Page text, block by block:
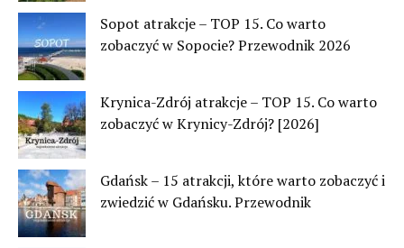
Sopot atrakcje – TOP 15. Co warto
zobaczyć w Sopocie? Przewodnik 2026
Krynica-Zdrój atrakcje – TOP 15. Co warto
zobaczyć w Krynicy-Zdrój? [2026]
Gdańsk – 15 atrakcji, które warto zobaczyć i
zwiedzić w Gdańsku. Przewodnik